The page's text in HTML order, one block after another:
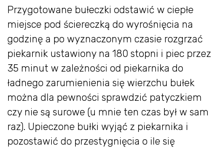
Przygotowane bułeczki odstawić w ciepłe
miejsce pod ściereczką do wyrośnięcia na
godzinę a po wyznaczonym czasie rozgrzać
piekarnik ustawiony na 180 stopni i piec przez
35 minut w zależności od piekarnika do
ładnego zarumienienia się wierzchu bułek
można dla pewności sprawdzić patyczkiem
czy nie są surowe (u mnie ten czas był w sam
raz). Upieczone bułki wyjąć z piekarnika i
pozostawić do przestygnięcia o ile się